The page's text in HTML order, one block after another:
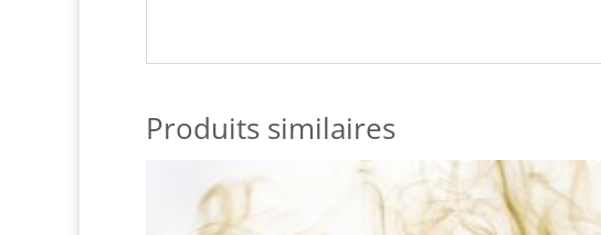
Produits similaires